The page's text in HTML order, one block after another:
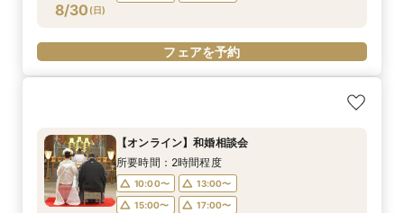
8/30 (日)
フェアを予約
【オンライン】和婚相談会
所要時間：2時間程度
10:00〜
13:00〜
15:00〜
17:00〜